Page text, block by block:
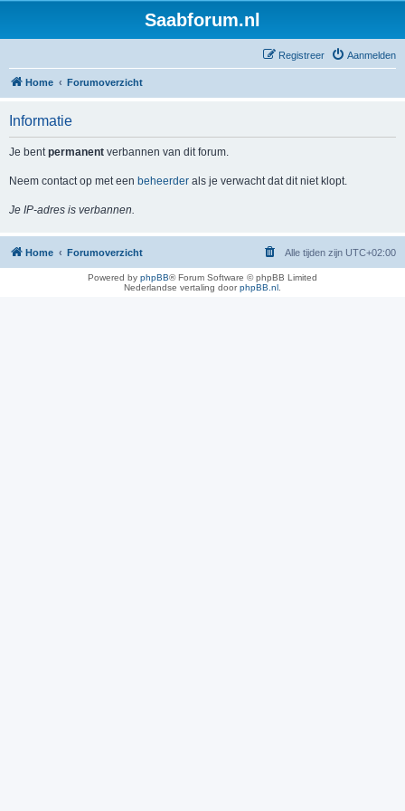
Saabforum.nl
Aanmelden
Registreer
Home Forumoverzicht
Informatie
Je bentpermanent verbannen van dit forum.
Neem contact op met een beheerder als je verwacht dat dit niet klopt.
Je IP-adres is verbannen.
Home Forumoverzicht Alle tijden zijn UTC+02:00
Powered by phpBB® Forum Software © phpBB Limited
Nederlandse vertaling doorphpBB.nl